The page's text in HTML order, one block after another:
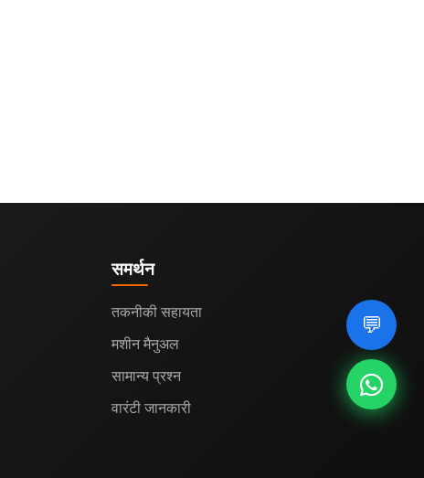
💬
समर्थन
तकनीकी सहायता
मशीन मैनुअल
सामान्य प्रश्न
वारंटी जानकारी